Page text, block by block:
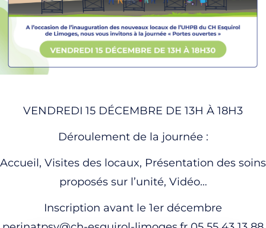
VENDREDI 15 DÉCEMBRE DE 13H À 18H3
Déroulement de la journée :
Accueil, Visites des locaux, Présentation des soins
proposés sur l’unité, Vidéo…
Inscription avant le 1er décembre